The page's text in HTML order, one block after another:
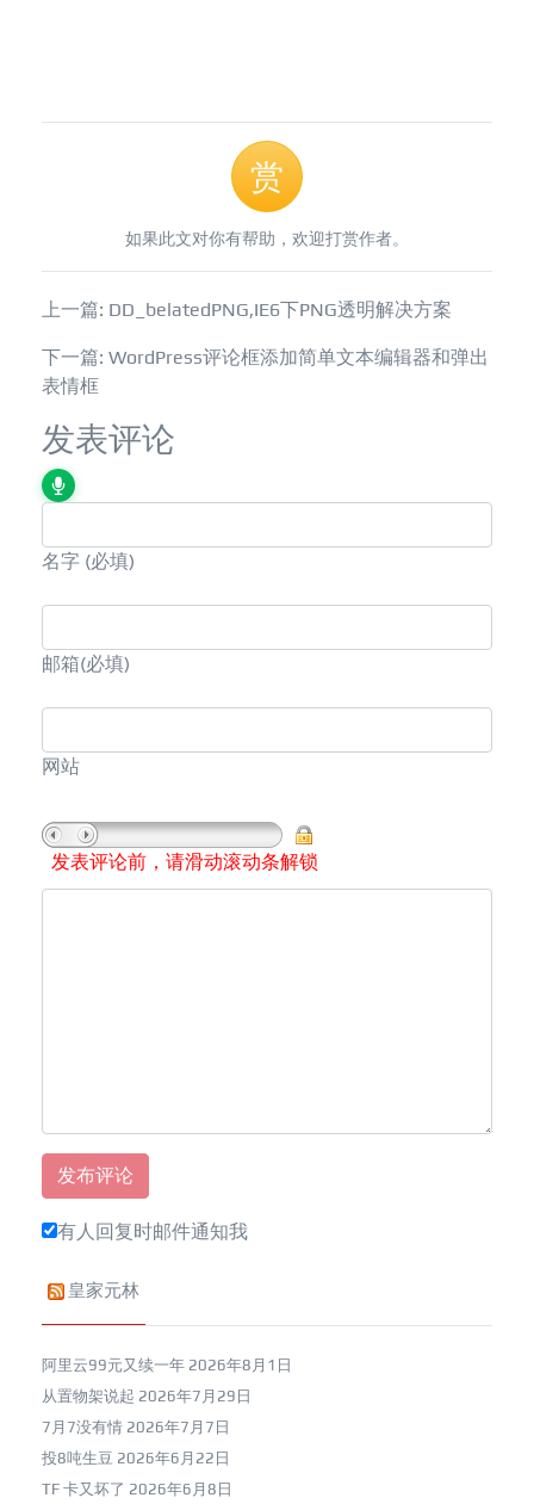
赏
如果此文对你有帮助，欢迎打赏作者。
上一篇: DD_belatedPNG,IE6下PNG透明解决方案
下一篇: WordPress评论框添加简单文本编辑器和弹出
表情框
发表评论
名字 (必填)
邮箱(必填)
网站
发表评论前，请滑动滚动条解锁
有人回复时邮件通知我
皇家元林
阿里云99元又续一年 2026年8月1日
从置物架说起 2026年7月29日
7月7没有情 2026年7月7日
投8吨生豆 2026年6月22日
TF 卡又坏了 2026年6月8日